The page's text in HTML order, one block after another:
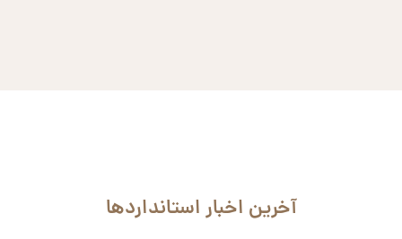
آخرین اخبار استانداردها